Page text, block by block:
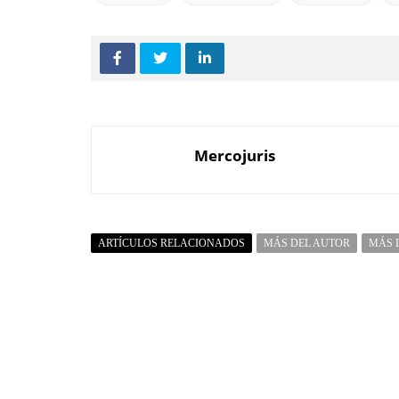
Mercojuris
ARTÍCULOS RELACIONADOS MÁS DEL AUTOR MÁS